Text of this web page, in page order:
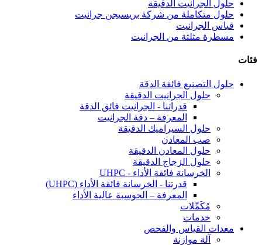
حلول الجرانيت الدقيقة
حلول متكاملة من شركة بريسيجن جرانيت
قياس الجرانيت
مسطرة مثلثة من الجرانيت
فئات
حلول التصنيع فائقة الدقة
حلول الجرانيت الدقيقة
قدراتنا - الجرانيت فائق الدقة
المعرفة – دقة الجرانيت
حلول السيراميك الدقيقة
صب المعادن
حلول المعادن الدقيقة
حلول الزجاج الدقيقة
الخرسانة فائقة الأداء - UHPC
قدرتنا - الخرسانة فائقة الأداء (UHPC)
المعرفة – الحوسبة عالية الأداء
مُكَمِّلات
خدمات
معدات القياس والفحص
آلة موازنة